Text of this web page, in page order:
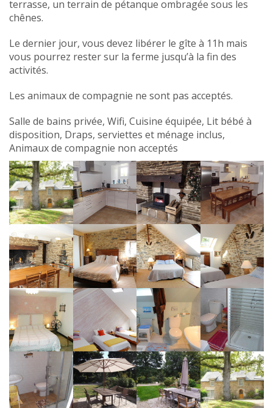
terrasse, un terrain de pétanque ombragée sous les
chênes.
Le dernier jour, vous devez libérer le gîte à 11h mais
vous pourrez rester sur la ferme jusqu’à la fin des
activités.
Les animaux de compagnie ne sont pas acceptés.
Salle de bains privée, Wifi, Cuisine équipée, Lit bébé à
disposition, Draps, serviettes et ménage inclus,
Animaux de compagnie non acceptés